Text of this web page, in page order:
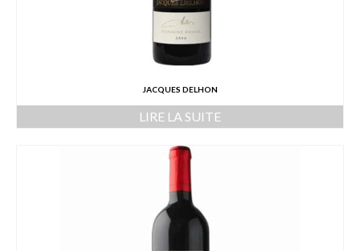
JACQUES DELHON
LIRE LA SUITE